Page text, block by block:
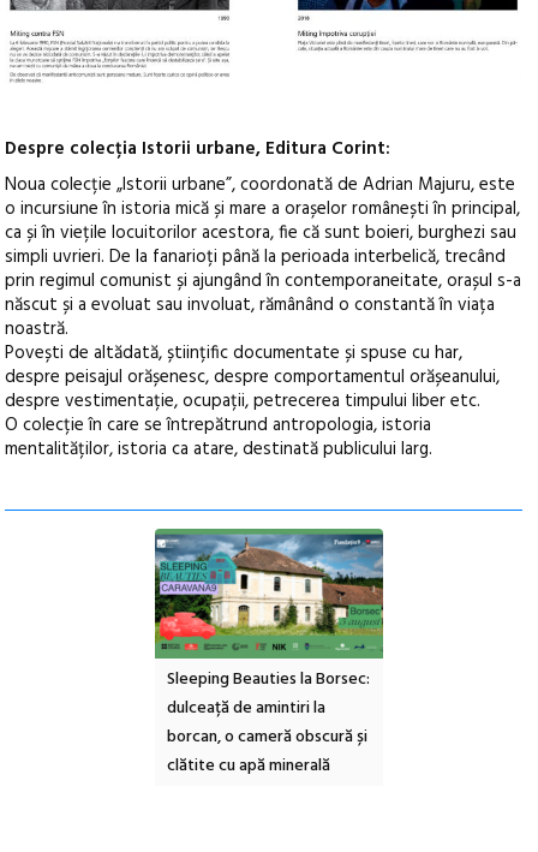
Despre colecția Istorii urbane, Editura Corint:
Noua colecție „Istorii urbane”, coordonată de Adrian Majuru, este
o incursiune în istoria mică și mare a orașelor românești în principal,
ca și în viețile locuitorilor acestora, fie că sunt boieri, burghezi sau
simpli uvrieri. De la fanarioți până la perioada interbelică, trecând
prin regimul comunist și ajungând în contemporaneitate, orașul s-a
născut și a evoluat sau involuat, rămânând o constantă în viața
noastră.
Povești de altădată, științific documentate și spuse cu har,
despre peisajul orășenesc, despre comportamentul orășeanului,
despre vestimentație, ocupații, petrecerea timpului liber etc.
O colecție în care se întrepătrund antropologia, istoria
mentalităților, istoria ca atare, destinată publicului larg.
Sleeping Beauties la Borsec:
dulceață de amintiri la
borcan, o cameră obscură și
clătite cu apă minerală
Festivalul Strada
Armenească #10: concerte,
ateliere și întâlniri în Grădina
Botanică